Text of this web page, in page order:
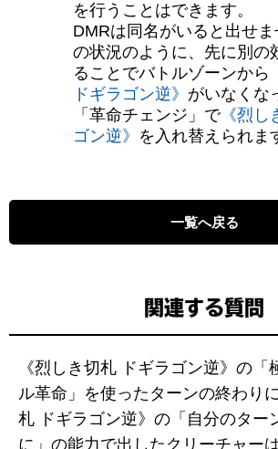
を行うことはできます。
DMRは同名がいると出せ
の状況のように、先に別の
ることでバトルゾーンから
ドギラゴン逆》 がいなくな
「革命チェンジ」で《烈し
ゴン逆》 を入れ替えられま
一覧へ戻る
関連する質問
《烈しき切札 ドギラゴン逆》の「
ル革命」を使ったターンの終わり
札 ドギラゴン逆》の「自分のター
に」の能力で出したクリーチャー